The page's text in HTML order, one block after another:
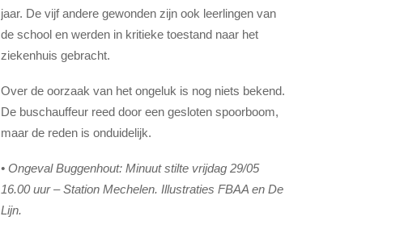
jaar. De vijf andere gewonden zijn ook leerlingen van
de school en werden in kritieke toestand naar het
ziekenhuis gebracht.
Over de oorzaak van het ongeluk is nog niets bekend.
De buschauffeur reed door een gesloten spoorboom,
maar de reden is onduidelijk.
• Ongeval Buggenhout: Minuut stilte vrijdag 29/05
16.00 uur – Station Mechelen. Illustraties FBAA en De
Lijn.